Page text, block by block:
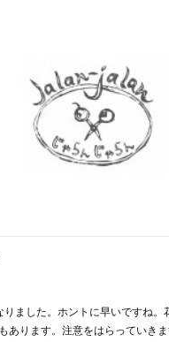
ました。ホントに早いですね。
あります。注意をはらっていきま